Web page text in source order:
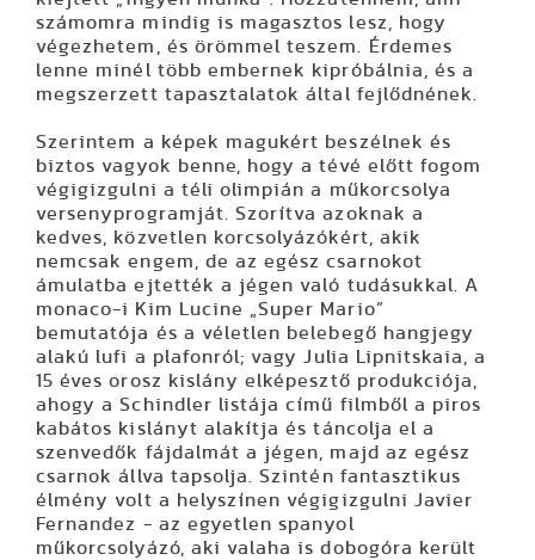
számomra mindig is magasztos lesz, hogy
végezhetem, és örömmel teszem. Érdemes
lenne minél több embernek kipróbálnia, és a
megszerzett tapasztalatok által fejlődnének.
Szerintem a képek magukért beszélnek és
biztos vagyok benne, hogy a tévé előtt fogom
végigizgulni a téli olimpián a műkorcsolya
versenyprogramját. Szorítva azoknak a
kedves, közvetlen korcsolyázókért, akik
nemcsak engem, de az egész csarnokot
ámulatba ejtették a jégen való tudásukkal. A
monaco-i Kim Lucine „Super Mario”
bemutatója és a véletlen belebegő hangjegy
alakú lufi a plafonról; vagy Julia Lipnitskaia, a
15 éves orosz kislány elképesztő produkciója,
ahogy a Schindler listája című filmből a piros
kabátos kislányt alakítja és táncolja el a
szenvedők fájdalmát a jégen, majd az egész
csarnok állva tapsolja. Szintén fantasztikus
élmény volt a helyszínen végigizgulni Javier
Fernandez - az egyetlen spanyol
műkorcsolyázó, aki valaha is dobogóra került